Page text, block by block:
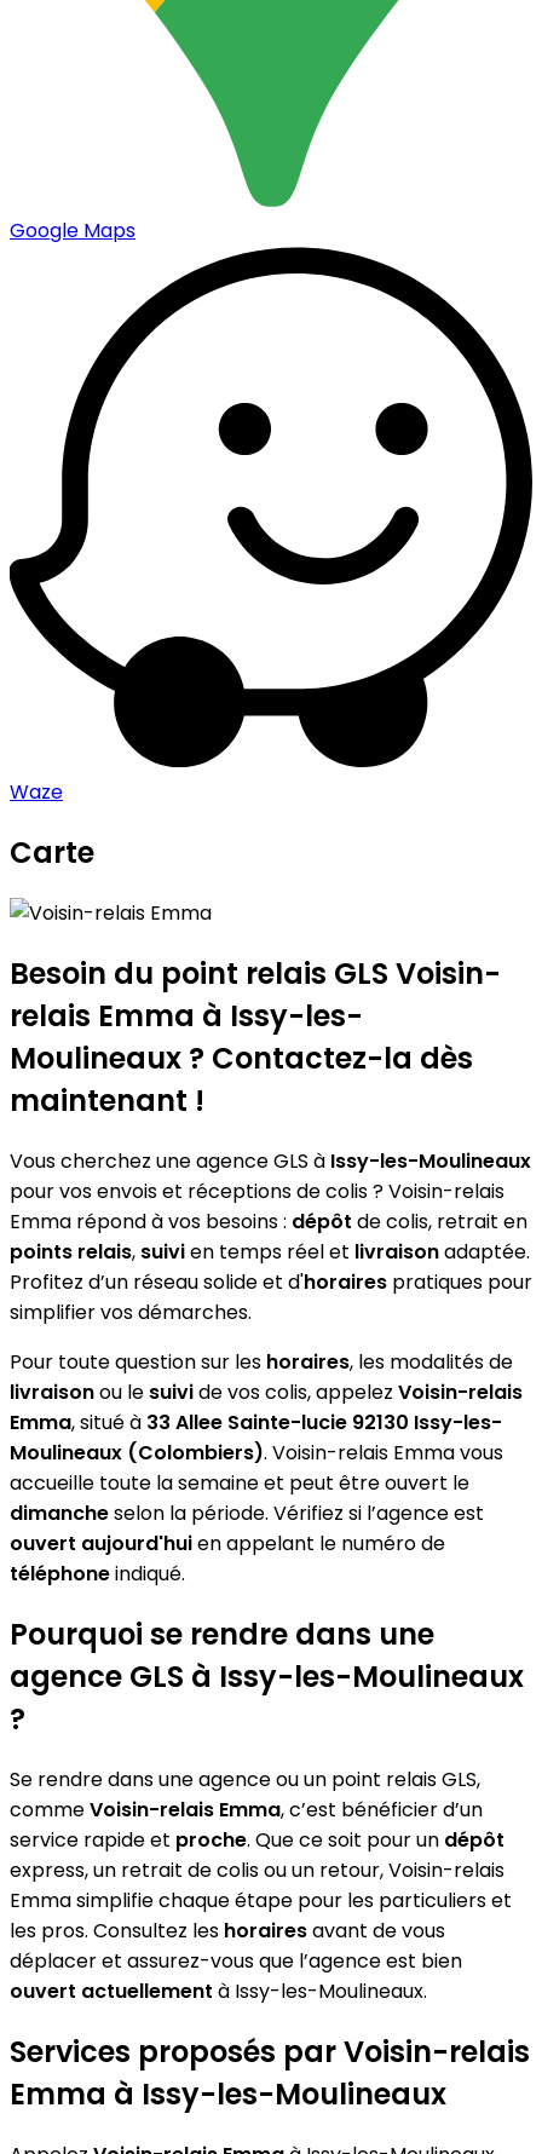
Google Maps
Waze
Carte
Voisin-relais Emma
+
−
Besoin du point relais GLS Voisin-
relais Emma à Issy-les-
Moulineaux ? Contactez-la dès
maintenant !
Vous cherchez une agence GLS à Issy-les-Moulineaux
pour vos envois et réceptions de colis ? Voisin-relais
Emma répond à vos besoins : dépôt de colis, retrait en
points relais, suivien temps réel et livraisonadaptée.
Profitez d’un réseau solide et d'horaires pratiques pour
simplifier vos démarches.
Pour toute question sur les horaires, les modalités de
livraisonou le suivide vos colis, appelez Voisin-relais
Emma, situé à 33 Allee Sainte-lucie 92130 Issy-les-
Moulineaux (Colombiers). Voisin-relais Emma vous
accueille toute la semaine et peut être ouvert le
dimancheselon la période. Vérifiez si l’agence est
ouvert aujourd'huien appelant le numéro de
téléphoneindiqué.
Pourquoi se rendre dans une
agence GLS à Issy-les-Moulineaux
?
Se rendre dans une agence ou un point relais GLS,
commeVoisin-relais Emma, c’est bénéficier d’un
service rapide et proche. Que ce soit pour un dépôt
express, un retrait de colis ou un retour, Voisin-relais
Emma simplifie chaque étape pour les particuliers et
les pros. Consultez les horairesavant de vous
déplacer et assurez-vous que l’agence est bien
ouvert actuellement à Issy-les-Moulineaux.
Services proposés par Voisin-relais
Emma à Issy-les-Moulineaux